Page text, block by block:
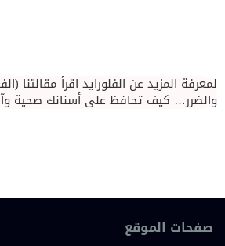
لمعرفة المزيد عن الفلورايد اقرأ مقالتنا
والضرر… كيف تحافظ على أسنانك صحية
صفحات الموقع